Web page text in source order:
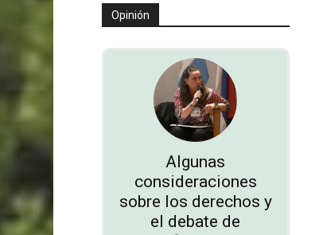
Opinión
Algunas
consideraciones
sobre los derechos y
el debate de